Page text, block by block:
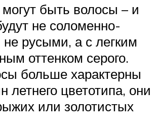
быть волосы – и
не соломенно-
русыми, а с легким
оттенком серого.
больше характерны
летнего цветотипа, они
или золотистых